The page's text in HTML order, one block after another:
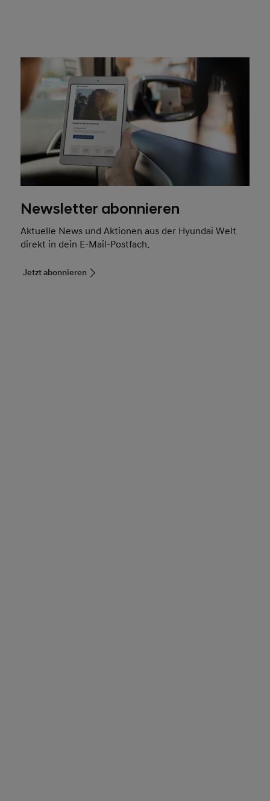
Newsletter abonnieren
Aktuelle News und Aktionen aus der Hyundai Welt
direkt in dein E-Mail-Postfach.
Jetzt abonnieren